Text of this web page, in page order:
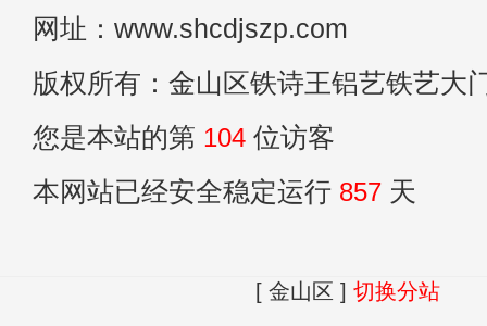
网址：www.shcdjszp.com
版权所有：金山区铁诗王铝艺铁艺大
您是本站的第 104 位访客
本网站已经安全稳定运行 857 天
[ 金山区 ] 切换分站